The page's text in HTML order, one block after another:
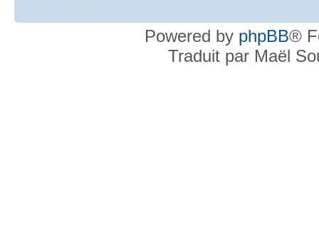
Powered by phpBB®
Traduit par Maël